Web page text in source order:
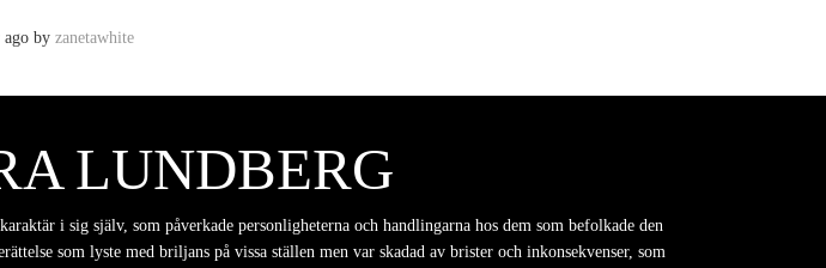
ago by zanetawhite
LUNDBERG
i sig själv, som påverkade personligheterna och handlingarna hos dem som befolkade den
som lyste med briljans på vissa ställen men var skadad av brister och inkonsekvenser, som